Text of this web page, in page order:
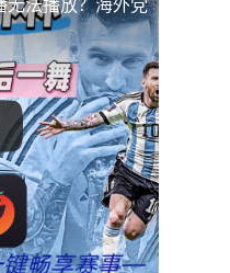
无法播放？海外党